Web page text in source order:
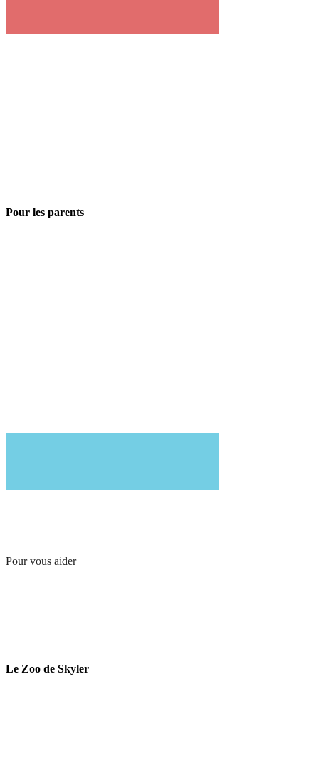
Pour les parents
Pour vous aider
Le Zoo de Skyler